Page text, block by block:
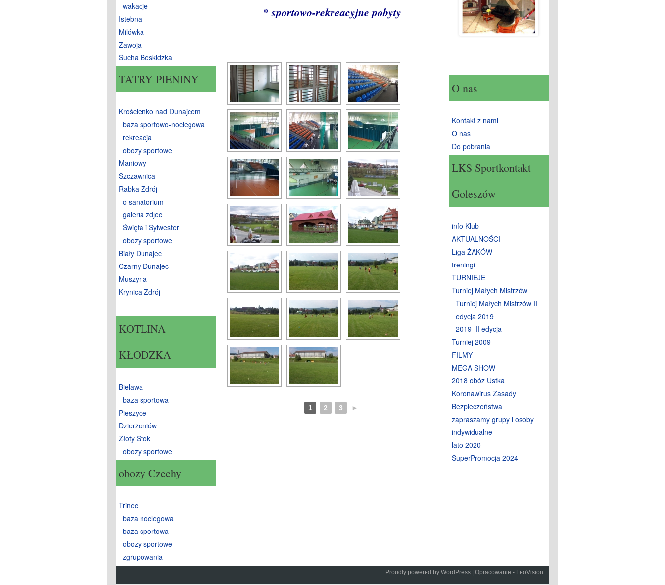
* sportowo-rekreacyjne pobyty
1 2 3 ►
wakacje
Istebna
Milówka
Zawoja
Sucha Beskidzka
TATRY PIENINY
Krościenko nad Dunajcem
baza sportowo-noclegowa
rekreacja
obozy sportowe
Maniowy
Szczawnica
Rabka Zdrój
o sanatorium
galeria zdjec
Święta i Sylwester
obozy sportowe
Biały Dunajec
Czarny Dunajec
Muszyna
Krynica Zdrój
KOTLINA
KŁODZKA
Bielawa
baza sportowa
Pieszyce
Dzierżoniów
Złoty Stok
obozy sportowe
obozy Czechy
Trinec
baza noclegowa
baza sportowa
obozy sportowe
zgrupowania
O nas
Kontakt z nami
O nas
Do pobrania
LKS Sportkontakt
Goleszów
info Klub
AKTUALNOŚCI
Liga ŻAKÓW
treningi
TURNIEJE
Turniej Małych Mistrzów
Turniej Małych Mistrzów II
edycja 2019
2019_II edycja
Turniej 2009
FILMY
MEGA SHOW
2018 obóz Ustka
Koronawirus Zasady
Bezpieczeństwa
zapraszamy grupy i osoby
indywidualne
lato 2020
SuperPromocja 2024
Proudly powered by WordPress Opracowanie - LeoVision